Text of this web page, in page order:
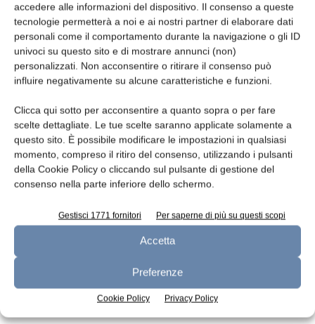
accedere alle informazioni del dispositivo. Il consenso a queste
tecnologie permetterà a noi e ai nostri partner di elaborare dati
personali come il comportamento durante la navigazione o gli ID
univoci su questo sito e di mostrare annunci (non)
personalizzati. Non acconsentire o ritirare il consenso può
influire negativamente su alcune caratteristiche e funzioni.
Clicca qui sotto per acconsentire a quanto sopra o per fare
scelte dettagliate. Le tue scelte saranno applicate solamente a
questo sito. È possibile modificare le impostazioni in qualsiasi
momento, compreso il ritiro del consenso, utilizzando i pulsanti
della Cookie Policy o cliccando sul pulsante di gestione del
consenso nella parte inferiore dello schermo.
Gestisci 1771 fornitori Per saperne di più su questi scopi
Accetta
Preferenze
Cookie Policy Privacy Policy
Leggi la rivista
n.7 - Luglio 2026 n.6 - Giugno 2026